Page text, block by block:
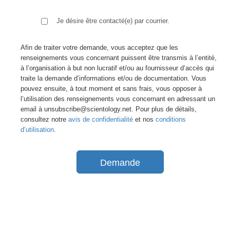
Je désire être contacté(e) par courrier.
Afin de traiter votre demande, vous acceptez que les
renseignements vous concernant puissent être transmis à l’entité,
à l’organisation à but non lucratif et/ou au fournisseur d’accès qui
traite la demande d’informations et/ou de documentation. Vous
pouvez ensuite, à tout moment et sans frais, vous opposer à
l’utilisation des renseignements vous concernant en adressant un
email à unsubscribe@scientology.net. Pour plus de détails,
consultez notre avis de confidentialité et nos conditions
d’utilisation.
Demande